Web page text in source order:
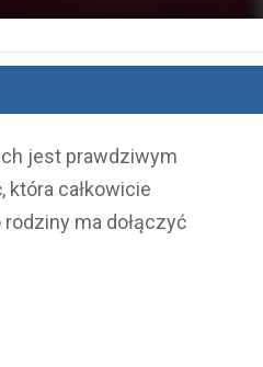
jest prawdziwym
całkowicie
ma dołączyć